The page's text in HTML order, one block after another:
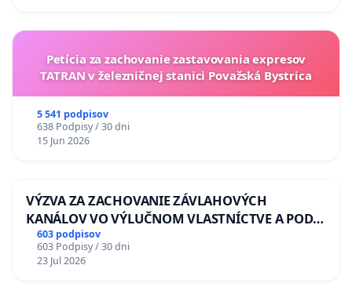
Petícia za zachovanie zastavovania expresov
TATRAN v železničnej stanici Považská Bystrica
5 541 podpisov
638 Podpisy / 30 dni
15 Jun 2026
VÝZVA ZA ZACHOVANIE ZÁVLAHOVÝCH
KANÁLOV VO VÝLUČNOM VLASTNÍCTVE A POD
KONTROLOU SLOVENSKEJ REPUBLIKY & žiadosť
na riešenie zanedbaného stavu závlahových a
odvodňovacích kanálov na Slovensku
603 podpisov
603 Podpisy / 30 dni
23 Jul 2026